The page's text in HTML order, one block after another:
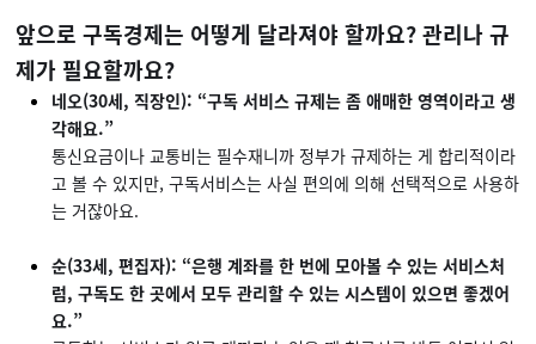
앞으로 구독경제는 어떻게 달라져야 할까요? 관리나 규
제가 필요할까요?
네오(30세, 직장인): “구독 서비스 규제는 좀 애매한 영역이라고 생
각해요.”
통신요금이나 교통비는 필수재니까 정부가 규제하는 게 합리적이라
고 볼 수 있지만, 구독서비스는 사실 편의에 의해 선택적으로 사용하
는 거잖아요.
순(33세, 편집자): “은행 계좌를 한 번에 모아볼 수 있는 서비스처
럼, 구독도 한 곳에서 모두 관리할 수 있는 시스템이 있으면 좋겠어
요.”